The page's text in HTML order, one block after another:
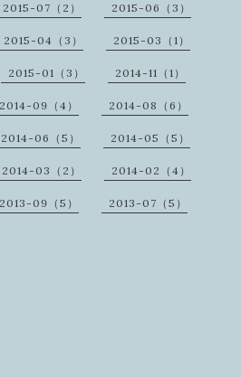
2015-07（2） 2015-06（3）
2015-04（3） 2015-03（1）
2015-01（3） 2014-11（1）
2014-09（4） 2014-08（6）
2014-06（5） 2014-05（5）
2014-03（2） 2014-02（4）
2013-09（5） 2013-07（5）